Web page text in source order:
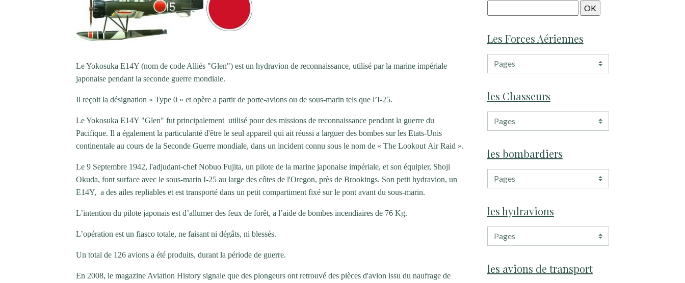
Le Yokosuka E14Y (nom de code Alliés "Glen") est un hydravion de reconnaissance, utilisé par la marine impériale
japonaise pendant la seconde guerre mondiale.
Il reçoit la désignation « Type 0 » et opère a partir de porte-avions ou de sous-marin tels que l’I-25.
Le Yokosuka E14Y "Glen" fut principalement utilisé pour des missions de reconnaissance pendant la guerre du
Pacifique. Il a également la particularité d'être le seul appareil qui ait réussi a larguer des bombes sur les Etats-Unis
continentale au cours de la Seconde Guerre mondiale, dans un incident connu sous le nom de « The Lookout Air Raid ».
Le 9 Septembre 1942, l'adjudant-chef Nobuo Fujita, un pilote de la marine japonaise impériale, et son équipier, Shoji
Okuda, font surface avec le sous-marin I-25 au large des côtes de l'Oregon, près de Brookings. Son petit hydravion, un
E14Y, a des ailes repliables et est transporté dans un petit compartiment fixé sur le pont avant du sous-marin.
L’intention du pilote japonais est d’allumer des feux de forêt, a l’aide de bombes incendiaires de 76 Kg.
L’opération est un fiasco totale, ne faisant ni dégâts, ni blessés.
Un total de 126 avions a été produits, durant la période de guerre.
En 2008, le magazine Aviation History signale que des plongeurs ont retrouvé des pièces d'avion issu du naufrage de
Les Forces Aériennes
les Chasseurs
les bombardiers
les hydravions
les avions de transport